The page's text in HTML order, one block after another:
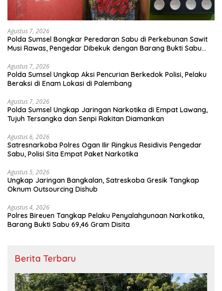
Agustus 7, 2026
Polda Sumsel Bongkar Peredaran Sabu di Perkebunan Sawit
Musi Rawas, Pengedar Dibekuk dengan Barang Bukti Sabu
Agustus 7, 2026
Polda Sumsel Ungkap Aksi Pencurian Berkedok Polisi, Pelaku
Beraksi di Enam Lokasi di Palembang
Agustus 7, 2026
Polda Sumsel Ungkap Jaringan Narkotika di Empat Lawang,
Tujuh Tersangka dan Senpi Rakitan Diamankan
Agustus 6, 2026
Satresnarkoba Polres Ogan Ilir Ringkus Residivis Pengedar
Sabu, Polisi Sita Empat Paket Narkotika
Agustus 5, 2026
Ungkap Jaringan Bangkalan, Satreskoba Gresik Tangkap
Oknum Outsourcing Dishub
Agustus 4, 2026
Polres Bireuen Tangkap Pelaku Penyalahgunaan Narkotika,
Barang Bukti Sabu 69,46 Gram Disita
Berita Terbaru